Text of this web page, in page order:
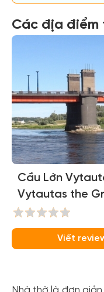
Các địa điểm
Cầu Lớn
Vytautas the
Bridge )
Viết